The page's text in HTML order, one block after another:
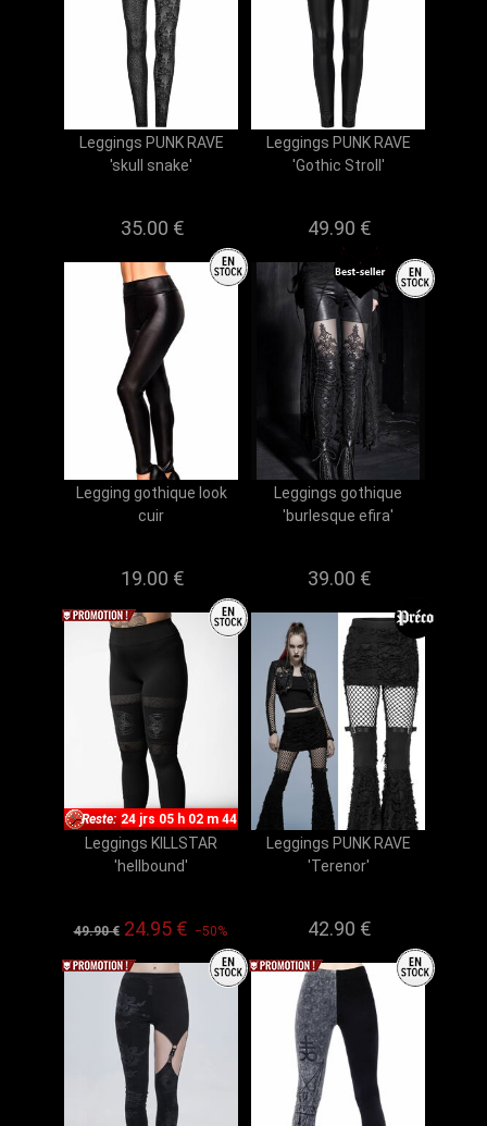
Leggings PUNK RAVE
'skull snake'
35.00 €
Leggings PUNK RAVE
'Gothic Stroll'
49.90 €
Legging gothique look
cuir
19.00 €
Leggings gothique
'burlesque efira'
39.00 €
Reste:24 jrs 05 h 02 m 43
Leggings KILLSTAR
'hellbound'
49.90 € 24.95 € −50%
Leggings PUNK RAVE
'Terenor'
42.90 €